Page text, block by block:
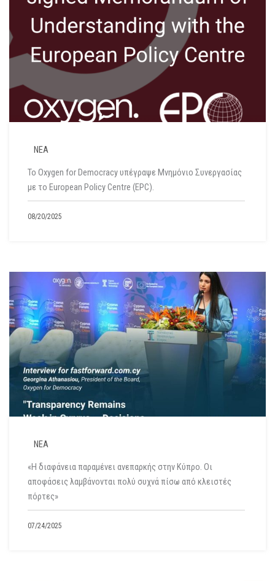
ΝΕΑ
Το Oxygen for Democracy υπέγραψε Μνημόνιο Συνεργασίας
με το European Policy Centre (EPC).
08/20/2025
ΝΕΑ
«Η διαφάνεια παραμένει ανεπαρκής στην Κύπρο. Οι
αποφάσεις λαμβάνονται πολύ συχνά πίσω από κλειστές
πόρτες»
07/24/2025